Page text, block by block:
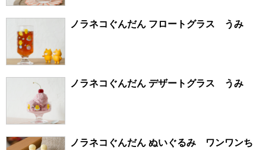
ノラネコぐんだん フロートグラス うみ
ノラネコぐんだん デザートグラス うみ
ノラネコぐんだん ぬいぐるみ ワンワンち